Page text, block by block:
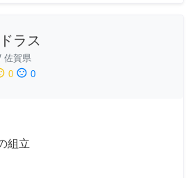
ラス
佐賀県
0 sentiment_dissatisfied 0
組立